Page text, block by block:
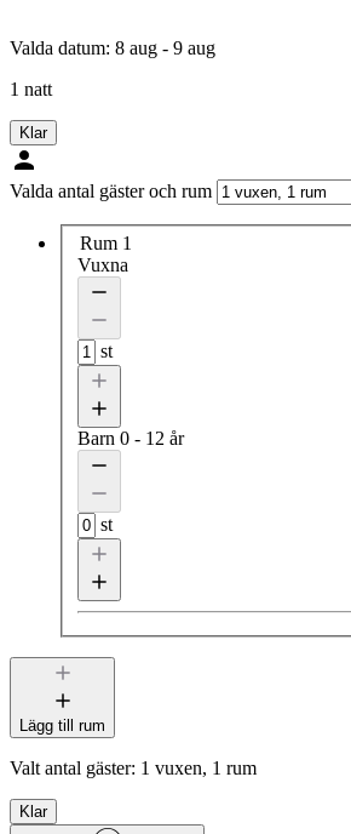
Valda datum: 8 aug - 9 aug
1 natt
Klar
Valda antal gäster och rum
Rum 1
Vuxna
st
Barn 0 - 12 år
st
Lägg till rum
Valt antal gäster: 1 vuxen, 1 rum
Klar